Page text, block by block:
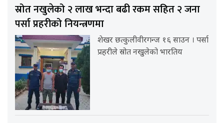
स्रोत नखुलेको २ लाख भन्दा बढी रकम सहित २ जना
पर्सा प्रहरीको नियन्त्रणमा
शेखर छत्कुलीवीरगन्ज १६ साउन । पर्सा
प्रहरीले स्रोत नखुलेको भारतिय